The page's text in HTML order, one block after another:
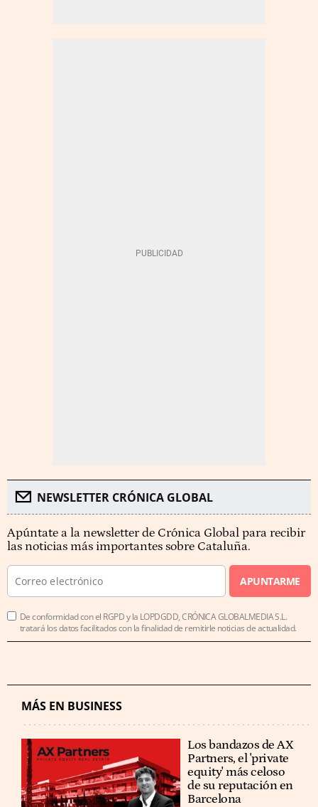
NEWSLETTER CRÓNICA GLOBAL
Apúntate a la newsletter de Crónica Global para recibir
las noticias más importantes sobre Cataluña.
APUNTARME
De conformidad con el RGPD y la LOPDGDD, CRÓNICA GLOBALMEDIA S.L.
tratará los datos facilitados con la finalidad de remitirle noticias de actualidad.
MÁS EN BUSINESS
Los bandazos de AX
Partners, el 'private
equity' más celoso
de su reputación en
Barcelona